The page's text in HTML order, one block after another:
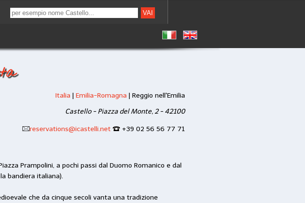
Italia | Emilia-Romagna | Reggio nell'Emilia
Castello - Piazza del Monte, 2 - 42100
reservations@icastelli.net
+39 02 56 56 77 71
Prampolini, a pochi passi dal Duomo Romanico e dal
bandiera italiana).
che da cinque secoli vanta una tradizione